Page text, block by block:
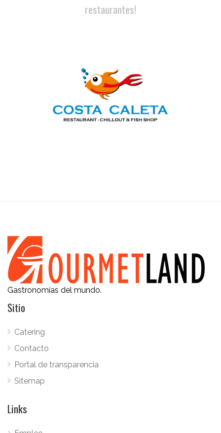
restaurantes!
Gastronomías del mundo.
Sitio
Catering
Contacto
Portal de transparencia
Sitemap
Links